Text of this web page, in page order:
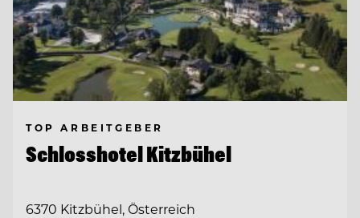
TOP ARBEITGEBER
Schlosshotel Kitzbühel
6370 Kitzbühel, Österreich